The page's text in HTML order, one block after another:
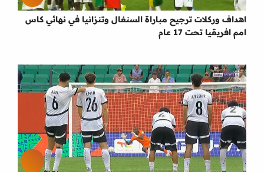
اهداف وركلات ترجيح مباراة السنغال وتنزانيا في نهائي كاس
امم افريقيا تحت 17 عام